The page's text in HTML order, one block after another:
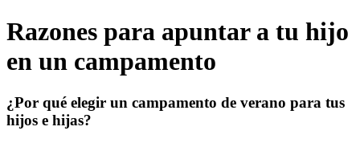
Razones para apuntar a tu hijo
en un campamento
¿Por qué elegir un campamento de verano para tus
hijos e hijas?